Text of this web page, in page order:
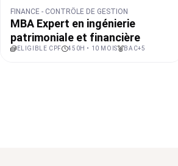
FINANCE - CONTRÔLE DE GESTION
MBA Expert en ingénierie
patrimoniale et financière
ELIGIBLE CPF 450H • 10 MOIS BAC+5